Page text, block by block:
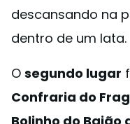
descansando na
dentro de um lata.
O segundo lugar
Confraria do